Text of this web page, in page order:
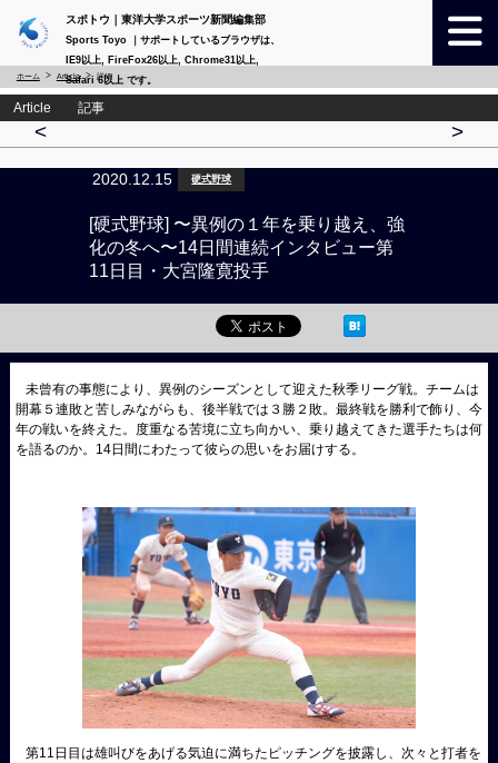
スポトウ｜東洋大学スポーツ新聞編集部
Sports Toyo ｜サポートしているブラウザは、
IE9以上, FireFox26以上, Chrome31以上,
Safari 6以上 です。
ホーム Article 詳細
Article 記事
< >
2020.12.15 硬式野球
[硬式野球] 〜異例の１年を乗り越え、強
化の冬へ〜14日間連続インタビュー第
11日目・大宮隆寛投手
未曾有の事態により、異例のシーズンとして迎えた秋季リーグ戦。チームは
開幕５連敗と苦しみながらも、後半戦では３勝２敗。最終戦を勝利で飾り、今
年の戦いを終えた。度重なる苦境に立ち向かい、乗り越えてきた選手たちは何
を語るのか。14日間にわたって彼らの思いをお届けする。
第11日目は雄叫びをあげる気迫に満ちたピッチングを披露し、次々と打者を